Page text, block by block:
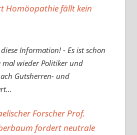
Homöopathie fällt kein
Information! - Es ist schon
wieder Politiker und
Gutsherren- und
Forscher Prof.
fordert neutrale